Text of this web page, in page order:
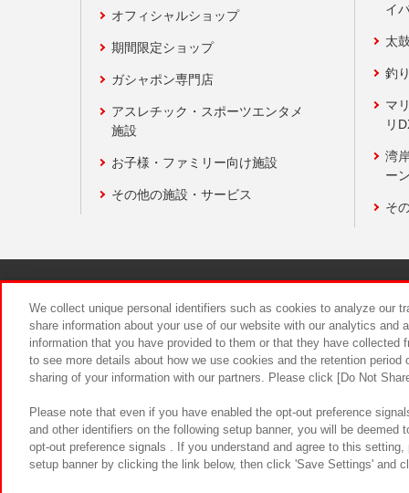
オフィシャルショップ
期間限定ショップ
ガシャポン専門店
アスレチック・スポーツエンタメ
施設
お子様・ファミリー向け施設
その他の施設・サービス
イ
太
釣
マ
リ
湾
ー
そ
食品のご
We collect unique personal identifiers such as cookies to analyze our
share information about your use of our website with our analytics and
information that you have provided to them or that they have
to see more details about how we use cookies and the retention
sharing of your information with our partners. Please click [Do Not
Please note that even if you have enabled the opt-out preference
and other identifiers on the following setup banner, you will be
opt-out preference signals . If you understand and agree to this
setup banner by clicking the link below, then click 'Save Settings' and